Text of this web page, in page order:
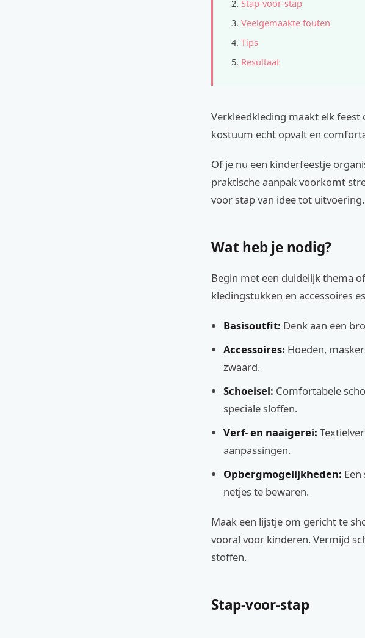
Stap-voor-stap
Veelgemaakte fouten
Tips
Resultaat
Verkleedkleding maakt elk
kostuum echt opvalt en
Of je nu een kinderfeestje
praktische aanpak voorkomt
voor stap van idee tot uitvoering.
Wat heb je nodig?
Begin met een duidelijk thema
kledingstukken en accessoires
Basisoutfit: Denk aan een
Accessoires: Hoeden,
zwaard.
Schoeisel: Comfortabele
speciale sloffen.
Verf- en naaigerei:
aanpassingen.
Opbergmogelijkheden:
netjes te bewaren.
Maak een lijstje om gericht te
vooral voor kinderen. Vermijd
stoffen.
Stap-voor-stap